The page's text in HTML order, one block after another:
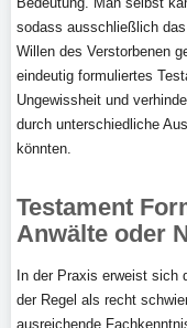
sodass ausschließlich
Willen des Verstorbenen
eindeutig formuliertes
Ungewissheit und
durch unterschiedliche
könnten.
Testament
Anwälte oder
In der Praxis erweist sich
der Regel als recht
ausreichende